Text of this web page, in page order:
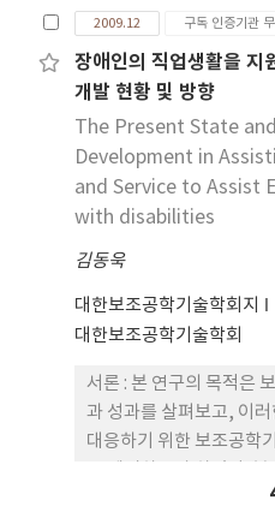
문조사를 위한 모집단 중
사에 협조를 약속한 대상
명, 장애인공무원 5명을
참여하였다. 결과 : 수집된 자료는 질적 분석 절차를
통해 보조공학기기의 사
경험 또는 개인적 구입경
공학기기의 사용경험여
방향과 추가로 제공을 희
율적인 운영방식을 고려
비스를 할 때 구입이나 사
에서 서비스 제공이 필요
2009.12 구독 인증기관
장애인의 직업생활을 지
개발 현황 및 방향
The Present State
Development in
and Service to Assist
with disabilities
김동욱
대한보조공학기술학회지
대한보조공학기술학회
서론 : 본 연구의 목적은
과 성과를 살펴보고, 이
대응하기 위한 보조공학
자인 장애인들의 편에서